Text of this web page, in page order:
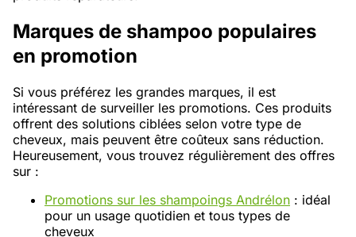
Marques de shampoo populaires
en promotion
Si vous préférez les grandes marques, il est
intéressant de surveiller les promotions. Ces produits
offrent des solutions ciblées selon votre type de
cheveux, mais peuvent être coûteux sans réduction.
Heureusement, vous trouvez régulièrement des offres
sur :
Promotions sur les shampoings Andrélon : idéal
pour un usage quotidien et tous types de
cheveux